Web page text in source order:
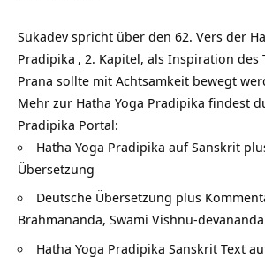
Sukadev spricht über den 62. Vers der
Pradipika , 2. Kapitel, als Inspiration des
Prana sollte mit Achtsamkeit bewegt
Mehr zur Hatha Yoga Pradipika findest
Pradipika Portal:
Hatha Yoga Pradipika auf Sanskrit
Übersetzung
Deutsche Übersetzung plus
Brahmananda, Swami Vishnu-
Hatha Yoga Pradipika Sanskrit Text